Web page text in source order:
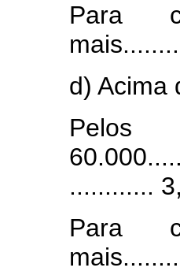
Para
d) Acima
............
Para